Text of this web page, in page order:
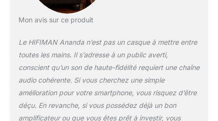
experience sonic bliss
wherever you may be.
Window Shade Grill
Design greatly reduces
sonic reflections for
clearer sound;
Asymmetrical Ear Cups
follows the natural shape
Mon avis sur ce produit
Le HIFIMAN Ananda n’est pas un casque à mettre entre
toutes les mains. Il s’adresse à un public averti,
conscient qu’un son de haute-fidélité requiert une chaîne
audio cohérente. Si vous cherchez une simple
amélioration pour votre smartphone, vous risquez d’être
déçu. En revanche, si vous possédez déjà un bon
amplificateur ou que vous êtes prêt à investir, vous